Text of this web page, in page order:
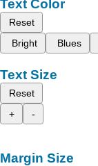
Text Color
Reset
Bright
Blues
Text Size
Reset
+
-
Margin Size